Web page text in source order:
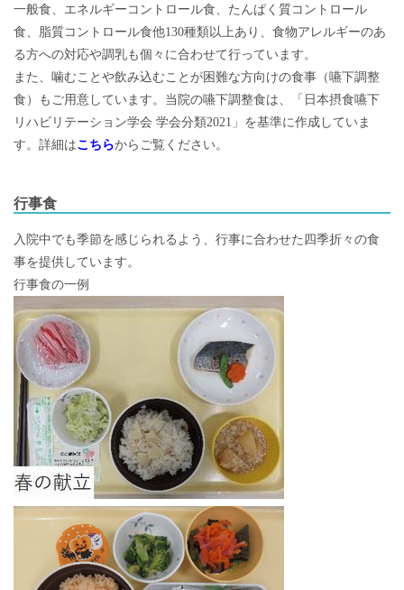
一般食、エネルギーコントロール食、たんぱく質コントロール
食、脂質コントロール食他130種類以上あり、食物アレルギーのあ
る方への対応や調乳も個々に合わせて行っています。
また、噛むことや飲み込むことが困難な方向けの食事（嚥下調整
食）もご用意しています。当院の嚥下調整食は、「日本摂食嚥下
リハビリテーション学会 学会分類2021」を基準に作成していま
す。詳細はこちらからご覧ください。
行事食
入院中でも季節を感じられるよう、行事に合わせた四季折々の食
事を提供しています。
行事食の一例